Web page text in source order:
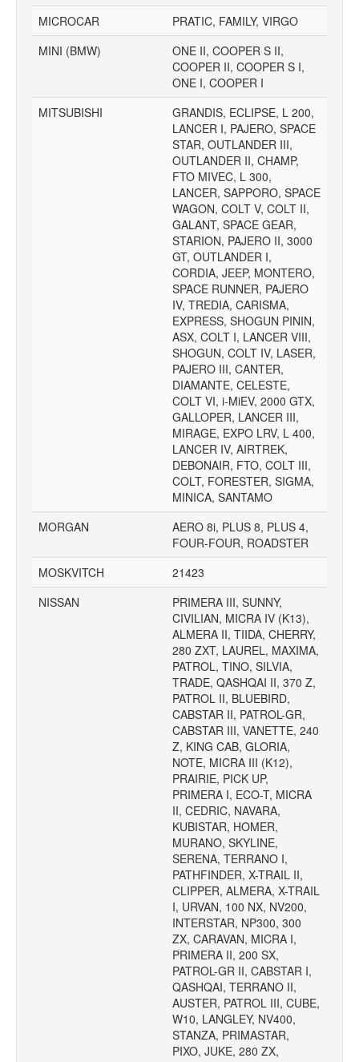
MICROCAR
PRATIC, FAMILY, VIRGO
MINI (BMW)
ONE II, COOPER S II,
COOPER II, COOPER S I,
ONE I, COOPER I
MITSUBISHI
GRANDIS, ECLIPSE, L 200,
LANCER I, PAJERO, SPACE
STAR, OUTLANDER III,
OUTLANDER II, CHAMP,
FTO MIVEC, L 300,
LANCER, SAPPORO, SPACE
WAGON, COLT V, COLT II,
GALANT, SPACE GEAR,
STARION, PAJERO II, 3000
GT, OUTLANDER I,
CORDIA, JEEP, MONTERO,
SPACE RUNNER, PAJERO
IV, TREDIA, CARISMA,
EXPRESS, SHOGUN PININ,
ASX, COLT I, LANCER VIII,
SHOGUN, COLT IV, LASER,
PAJERO III, CANTER,
DIAMANTE, CELESTE,
COLT VI, i-MiEV, 2000 GTX,
GALLOPER, LANCER III,
MIRAGE, EXPO LRV, L 400,
LANCER IV, AIRTREK,
DEBONAIR, FTO, COLT III,
COLT, FORESTER, SIGMA,
MINICA, SANTAMO
MORGAN
AERO 8i, PLUS 8, PLUS 4,
FOUR-FOUR, ROADSTER
MOSKVITCH
21423
NISSAN
PRIMERA III, SUNNY,
CIVILIAN, MICRA IV (K13),
ALMERA II, TIIDA, CHERRY,
280 ZXT, LAUREL, MAXIMA,
PATROL, TINO, SILVIA,
TRADE, QASHQAI II, 370 Z,
PATROL II, BLUEBIRD,
CABSTAR II, PATROL-GR,
CABSTAR III, VANETTE, 240
Z, KING CAB, GLORIA,
NOTE, MICRA III (K12),
PRAIRIE, PICK UP,
PRIMERA I, ECO-T, MICRA
II, CEDRIC, NAVARA,
KUBISTAR, HOMER,
MURANO, SKYLINE,
SERENA, TERRANO I,
PATHFINDER, X-TRAIL II,
CLIPPER, ALMERA, X-TRAIL
I, URVAN, 100 NX, NV200,
INTERSTAR, NP300, 300
ZX, CARAVAN, MICRA I,
PRIMERA II, 200 SX,
PATROL-GR II, CABSTAR I,
QASHQAI, TERRANO II,
AUSTER, PATROL III, CUBE,
W10, LANGLEY, NV400,
STANZA, PRIMASTAR,
PIXO, JUKE, 280 ZX,